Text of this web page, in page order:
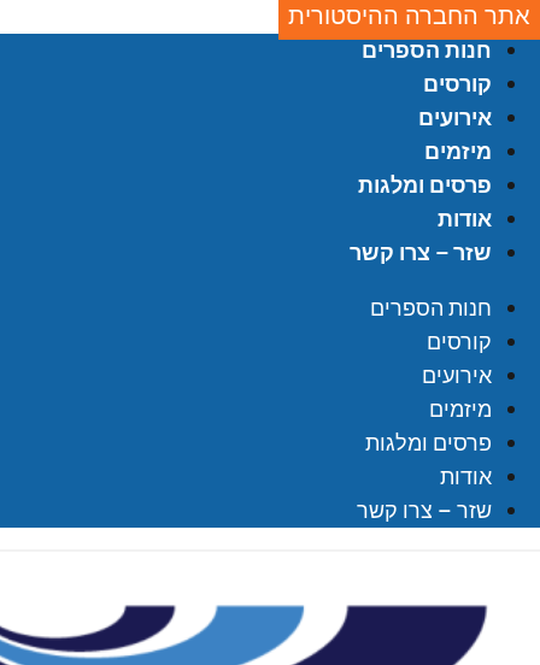
אתר החברה ההיסטורית
חנות הספרים
קורסים
אירועים
מיזמים
פרסים ומלגות
אודות
שזר – צרו קשר
חנות הספרים
קורסים
אירועים
מיזמים
פרסים ומלגות
אודות
שזר – צרו קשר